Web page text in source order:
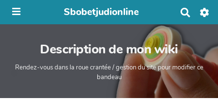
Sbobetjudionline
e
r
c
r
Description de mon wiki
Rendez-vous dans la roue crantée / gestion du site pour modifier ce
bandeau